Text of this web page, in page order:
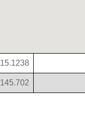
15.1238
145.702